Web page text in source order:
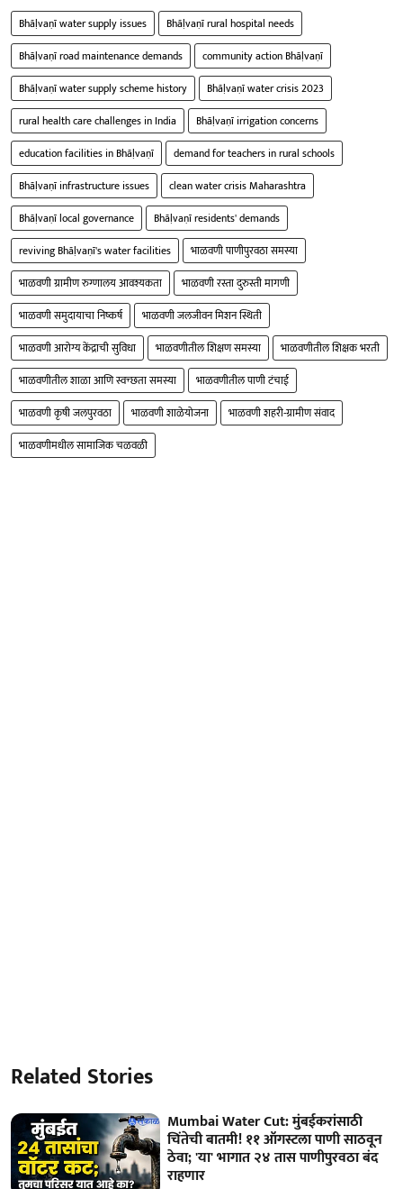
Bhāḷvaṇī water supply issues
Bhāḷvaṇī rural hospital needs
Bhāḷvaṇī road maintenance demands
community action Bhāḷvaṇī
Bhāḷvaṇī water supply scheme history
Bhāḷvaṇī water crisis 2023
rural health care challenges in India
Bhāḷvaṇī irrigation concerns
education facilities in Bhāḷvaṇī
demand for teachers in rural schools
Bhāḷvaṇī infrastructure issues
clean water crisis Maharashtra
Bhāḷvaṇī local governance
Bhāḷvaṇī residents' demands
reviving Bhāḷvaṇī's water facilities
भाळवणी पाणीपुरवठा समस्या
भाळवणी ग्रामीण रुग्णालय आवश्यकता
भाळवणी रस्ता दुरुस्ती मागणी
भाळवणी समुदायाचा निष्कर्ष
भाळवणी जलजीवन मिशन स्थिती
भाळवणी आरोग्य केंद्राची सुविधा
भाळवणीतील शिक्षण समस्या
भाळवणीतील शिक्षक भरती
भाळवणीतील शाळा आणि स्वच्छता समस्या
भाळवणीतील पाणी टंचाई
भाळवणी कृषी जलपुरवठा
भाळवणी शाळेयोजना
भाळवणी शहरी-ग्रामीण संवाद
भाळवणीमधील सामाजिक चळवळी
Related Stories
Mumbai Water Cut: मुंबईकरांसाठी
चिंतेची बातमी! ११ ऑगस्टला पाणी साठवून
ठेवा; 'या' भागात २४ तास पाणीपुरवठा बंद
राहणार